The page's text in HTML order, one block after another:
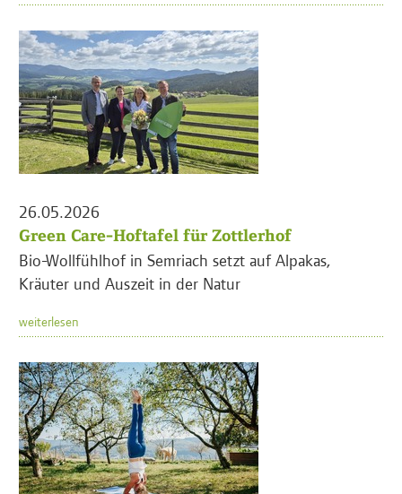
26.05.2026
Green Care-Hoftafel für Zottlerhof
Bio-Wollfühlhof in Semriach setzt auf Alpakas,
Kräuter und Auszeit in der Natur
weiterlesen